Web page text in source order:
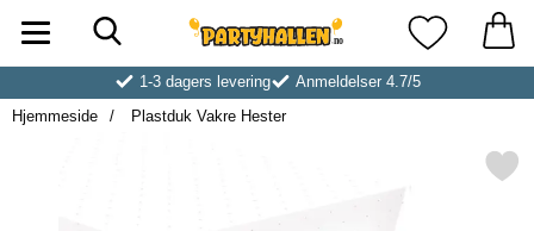
Startsiden for Partyhallen ABMine
1-3 dagers levering
Anmeldelser 4.7/5
Hjemmeside
Plastduk Vakre Hester
Merk plastduk Vakre